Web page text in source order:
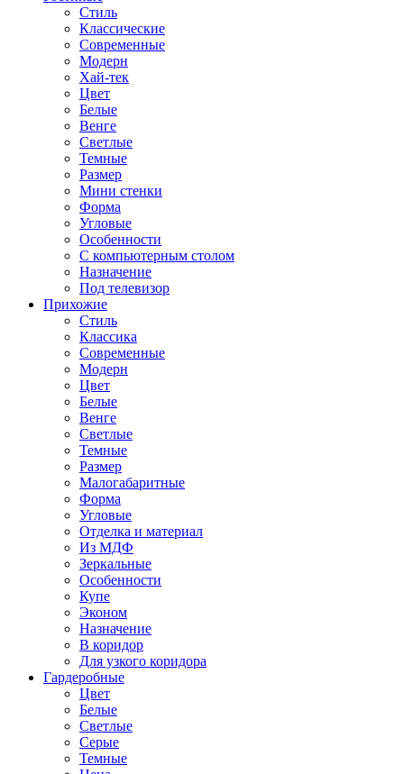
Стиль
Классические
Современные
Модерн
Хай-тек
Цвет
Белые
Венге
Светлые
Темные
Размер
Мини стенки
Форма
Угловые
Особенности
С компьютерным столом
Назначение
Под телевизор
Прихожие
Стиль
Классика
Современные
Модерн
Цвет
Белые
Венге
Светлые
Темные
Размер
Малогабаритные
Форма
Угловые
Отделка и материал
Из МДФ
Зеркальные
Особенности
Купе
Эконом
Назначение
В коридор
Для узкого коридора
Гардеробные
Цвет
Белые
Светлые
Серые
Темные